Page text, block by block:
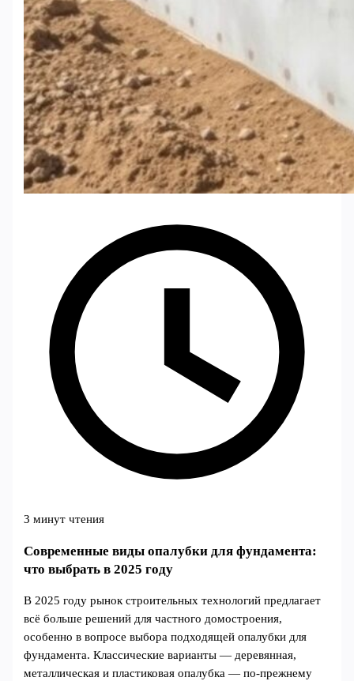
3 минут чтения
Современные виды опалубки для фундамента:
что выбрать в 2025 году
В 2025 году рынок строительных технологий предлагает
всё больше решений для частного домостроения,
особенно в вопросе выбора подходящей опалубки для
фундамента. Классические варианты — деревянная,
металлическая и пластиковая опалубка — по-прежнему